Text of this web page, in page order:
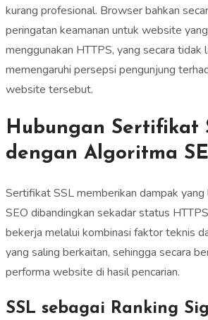
kurang profesional. Browser bahkan
peringatan keamanan untuk website
menggunakan HTTPS, yang secara tidak
memengaruhi persepsi pengunjung
website tersebut.
Hubungan Sertifikat
dengan Algoritma
Sertifikat SSL memberikan dampak
SEO dibandingkan sekadar status
bekerja melalui kombinasi faktor teknis
yang saling berkaitan, sehingga secara
performa website di hasil pencarian.
SSL sebagai Ranking